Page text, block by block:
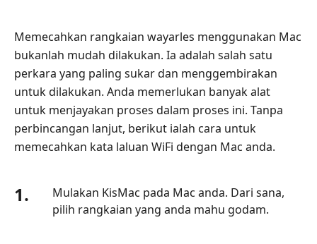
Memecahkan rangkaian wayarles menggunakan Mac
bukanlah mudah dilakukan. Ia adalah salah satu
perkara yang paling sukar dan menggembirakan
untuk dilakukan. Anda memerlukan banyak alat
untuk menjayakan proses dalam proses ini. Tanpa
perbincangan lanjut, berikut ialah cara untuk
memecahkan kata laluan WiFi dengan Mac anda.
1.
Mulakan KisMac pada Mac anda. Dari sana,
pilih rangkaian yang anda mahu godam.